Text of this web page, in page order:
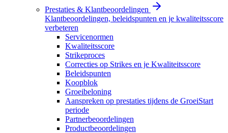
Prestaties & Klantbeoordelingen
Klantbeoordelingen, beleidspunten en je kwaliteitsscore
verbeteren
Servicenormen
Kwaliteitsscore
Strikeproces
Correcties op Strikes en je Kwaliteitsscore
Beleidspunten
Koopblok
Groeibeloning
Aanspreken op prestaties tijdens de GroeiStart
periode
Partnerbeoordelingen
Productbeoordelingen